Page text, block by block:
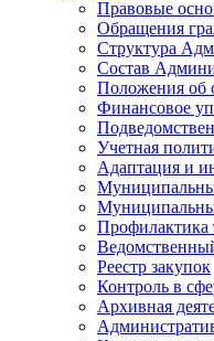
Правовые
Обращения
Структура
Состав
Положения об
Финансовое
Учетная
Адаптация и
Профилактика
Реестр закупок
Контроль в
Архивная